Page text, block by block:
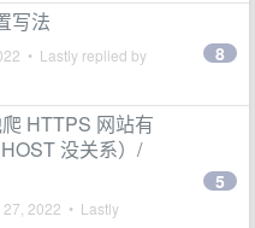
写法
• Lastly replied by 8
HTTPS 网站有
没关系）/
2022 • Lastly
5